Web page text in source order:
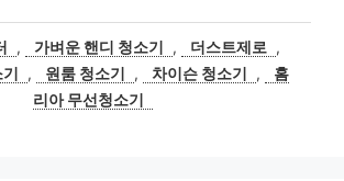
, 가벼운 핸디 청소기 , 더스트제로
,
, 원룸 청소기 , 차이슨 청소기 ,
홈
리아 무선청소기